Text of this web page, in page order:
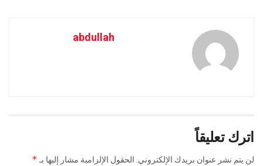
abdullah
اترك تعليقاً
لن يتم نشر عنوان بريدك الإلكتروني.الحقول الإلزامية مشار إليها بـ*